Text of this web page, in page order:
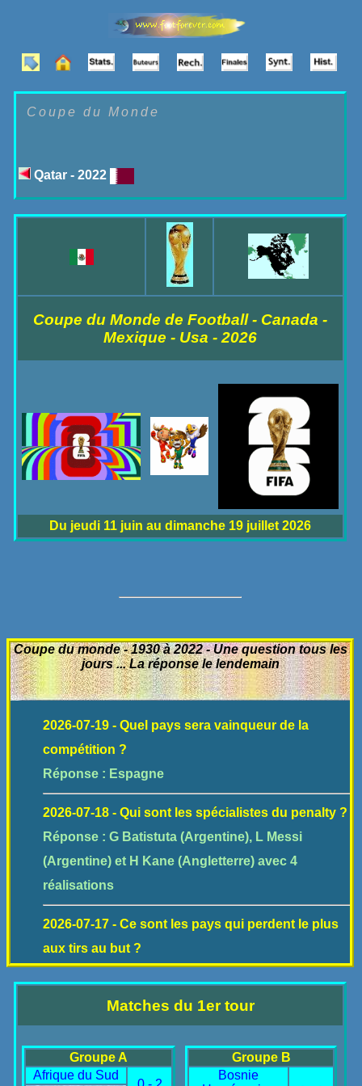
Coupe du Monde
Qatar - 2022
Coupe du Monde de Football - Canada -
Mexique - Usa - 2026
Du jeudi 11 juin au dimanche 19 juillet 2026
Coupe du monde - 1930 à 2022 - Une question tous les
jours ... La réponse le lendemain
2026-07-19 - Quel pays sera vainqueur de la
compétition ?
Réponse : Espagne
2026-07-18 - Qui sont les spécialistes du penalty ?
Réponse : G Batistuta (Argentine), L Messi
(Argentine) et H Kane (Angletterre) avec 4
réalisations
2026-07-17 - Ce sont les pays qui perdent le plus
aux tirs au but ?
Pays Bas : 3 fois
coupes du monde ?
Matches du 1er tour
Groupe A
Afrique du Sud
Groupe B
Bosnie